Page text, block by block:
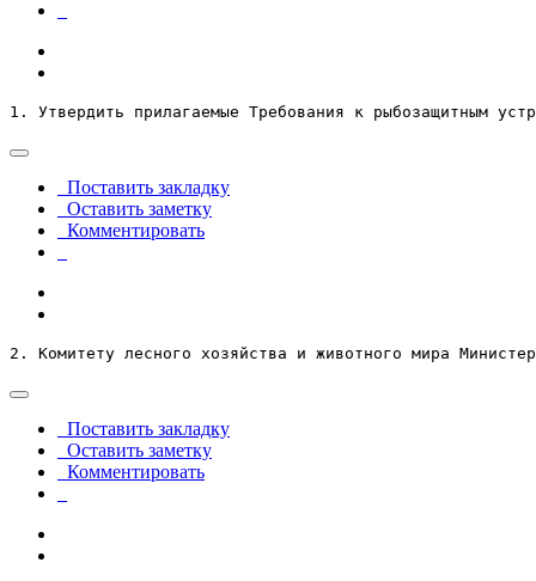
1. Утвердить прилагаемые Требования к рыбозащитным
Поставить закладку
Оставить заметку
Комментировать
2. Комитету лесного хозяйства и животного мира
Поставить закладку
Оставить заметку
Комментировать